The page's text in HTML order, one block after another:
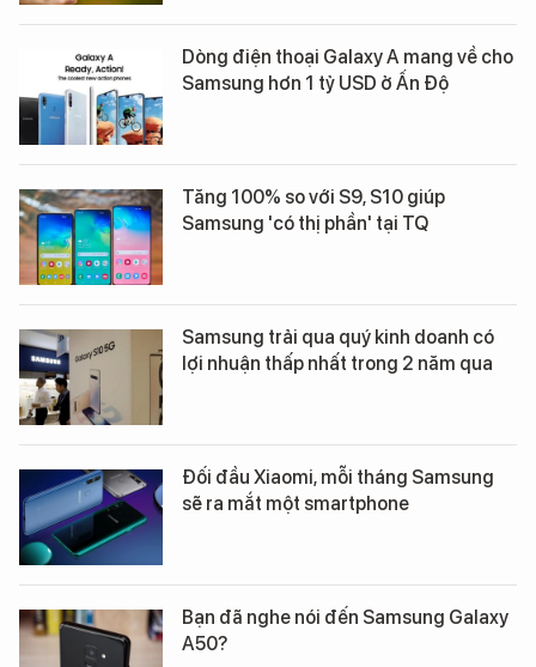
Dòng điện thoại Galaxy A mang về cho
Samsung hơn 1 tỷ USD ở Ấn Độ
Tăng 100% so với S9, S10 giúp
Samsung 'có thị phần' tại TQ
Samsung trải qua quý kinh doanh có
lợi nhuận thấp nhất trong 2 năm qua
Đối đầu Xiaomi, mỗi tháng Samsung
sẽ ra mắt một smartphone
Bạn đã nghe nói đến Samsung Galaxy
A50?